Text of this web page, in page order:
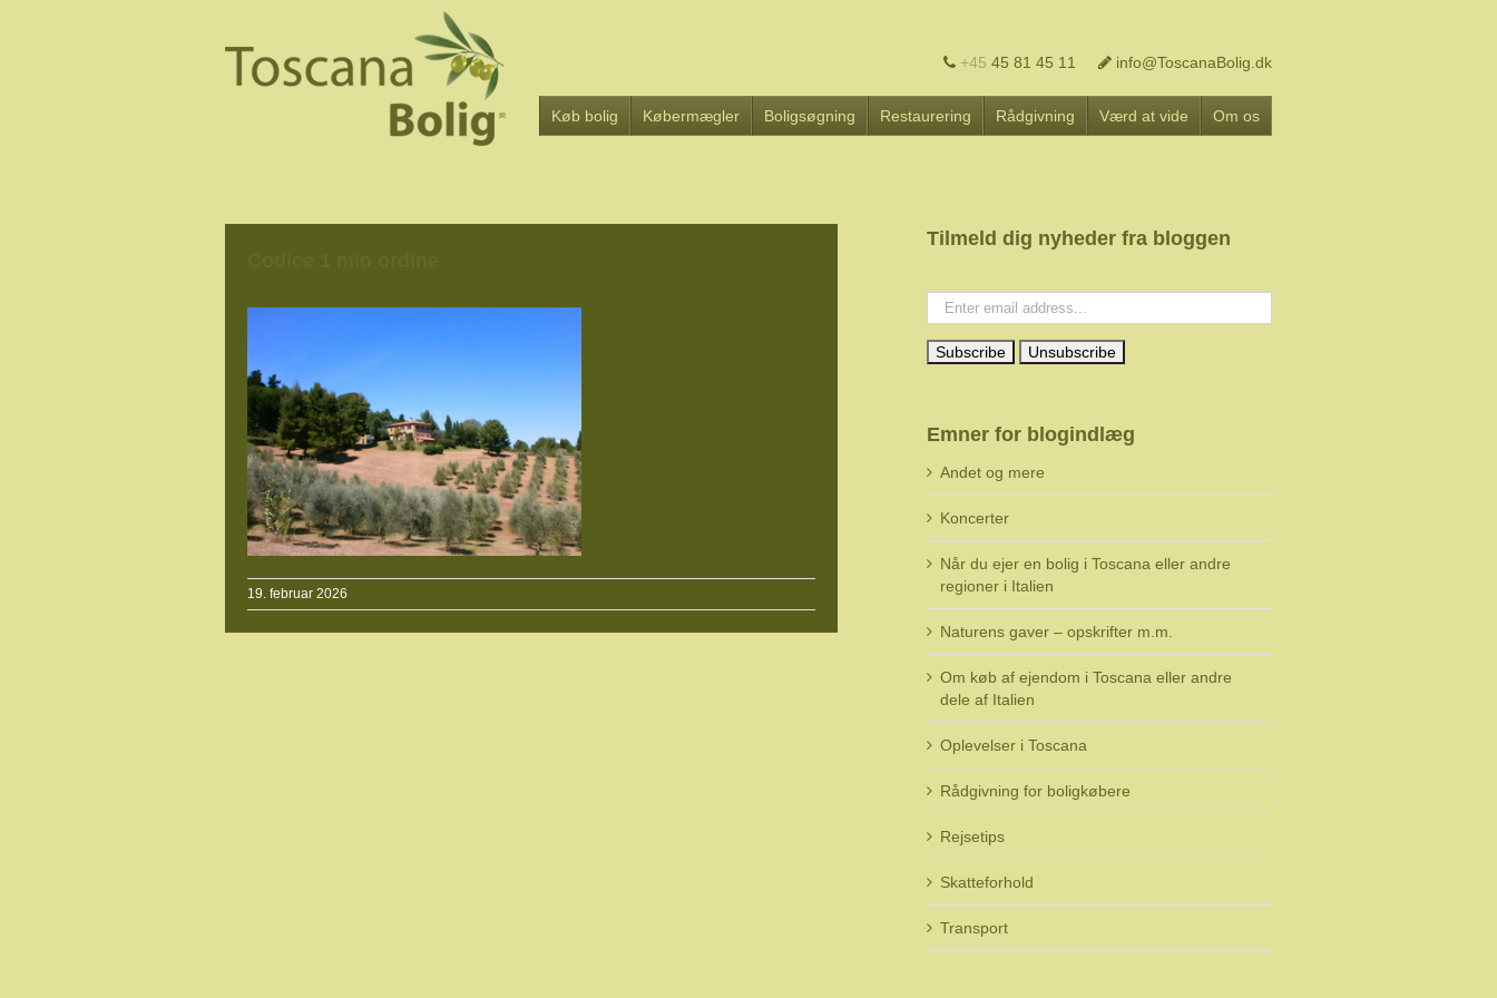
+45 45 81 45 11 info@ToscanaBolig.dk
Køb bolig Købermægler Boligsøgning Restaurering Rådgivning Værd at vide Om os
19. februar 2026
Tilmeld dig nyheder fra bloggen
Emner for blogindlæg
Andet og mere
Koncerter
Når du ejer en bolig i Toscana eller andre
regioner i Italien
Naturens gaver – opskrifter m.m.
Om køb af ejendom i Toscana eller andre
dele af Italien
Oplevelser i Toscana
Rådgivning for boligkøbere
Rejsetips
Skatteforhold
Transport